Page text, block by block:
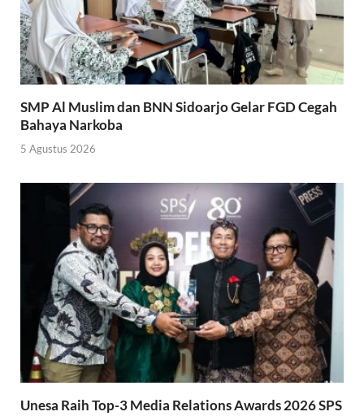
SMP Al Muslim dan BNN Sidoarjo Gelar FGD Cegah
Bahaya Narkoba
5 Agustus 2026
Unesa Raih Top-3 Media Relations Awards 2026 SPS